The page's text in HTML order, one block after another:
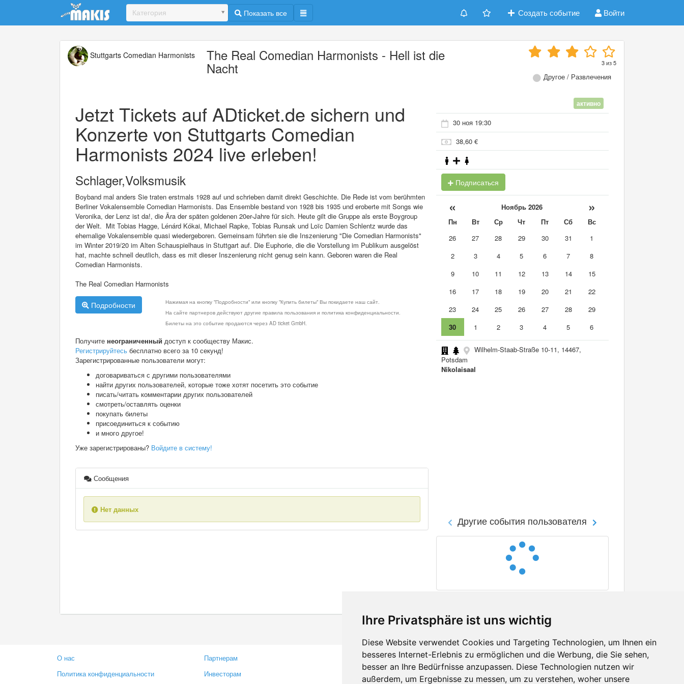
Ihre Privatsphäre ist uns wichtig
Diese Website verwendet Cookies und Targeting Technologien, um Ihnen ein
besseres Internet-Erlebnis zu ermöglichen und die Werbung, die Sie sehen,
besser an Ihre Bedürfnisse anzupassen. Diese Technologien nutzen wir
außerdem, um Ergebnisse zu messen, um zu verstehen, woher unsere
Update cookies preferences
Категория Показать все Создать событие Войти
Stuttgarts Comedian Harmonists The Real Comedian Harmonists - Hell ist die
Nacht 3из5
Другое / Развлечения
Jetzt Tickets auf ADticket.de sichern und
Konzerte von Stuttgarts Comedian
Harmonists 2024 live erleben!
Schlager,Volksmusik
Boyband mal anders Sie traten erstmals 1928 auf und schrieben damit direkt Geschichte. Die Rede ist vom berühmten
Berliner Vokalensemble Comedian Harmonists. Das Ensemble bestand von 1928 bis 1935 und eroberte mit Songs wie
Veronika, der Lenz ist da!, die Ära der späten goldenen 20er-Jahre für sich. Heute gilt die Gruppe als erste Boygroup
der Welt. Mit Tobias Hagge, Lénárd Kókai, Michael Rapke, Tobias Runsak und Loïc Damien Schlentz wurde das
ehemalige Vokalensemble quasi wiedergeboren. Gemeinsam führten sie die Inszenierung "Die Comedian Harmonists"
im Winter 2019/20 im Alten Schauspielhaus in Stuttgart auf. Die Euphorie, die die Vorstellung im Publikum ausgelöst
hat, machte schnell deutlich, dass es mit dieser Inszenierung nicht genug sein kann. Geboren waren die Real
Comedian Harmonists.
The Real Comedian Harmonists
Подробности
Нажимая на кнопку "Подробности" или кнопку "Купить билеты" Вы покидаете наш сайт.
На сайте партнеров действуют другие правила пользования и политика конфиденциальности.
Билеты на это событие продаются через AD ticket GmbH.
Получите неограниченный доступ к сообществу Макис.
Регистрируйтесь бесплатно всего за 10 секунд!
Зарегистрированные пользователи могут:
договариваться с другими пользователями
найти других пользователей, которые тоже хотят посетить это событие
писать/читать комментарии других пользователей
смотреть/оставлять оценки
покупать билеты
присоединиться к событию
и много другое!
Уже зарегистрированы? Войдите в систему!
Сообщения
Нет данных
активно
30 ноя 19:30
38,60 €
Подписаться
« Ноябрь 2026 »
Пн Вт Ср Чт Пт Сб
Вс
26
27 28 29 30 31
1
2
3 4 5 6 7
8
9
10 11 12 13 14
15
16
17 18 19 20 21
22
23
24 25 26 27 28
29
30
1 2 3 4 5 6
Wilhelm-Staab-Straße 10-11, 14467,
Potsdam
Nikolaisaal
Другие события пользователя
О нас
Политика конфиденциальности
Партнерам
Инвесторам
Контакты
Оставить отзыв
Facebook
Twitter